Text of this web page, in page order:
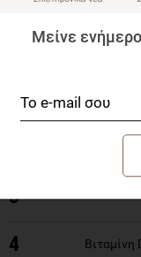
Επιδράσεις
Μεταβολικό
Ασφάλεια και
3
4 Βιταμίνη
Μείνε